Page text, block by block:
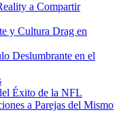
a Compartir
y Cultura Drag en
Deslumbrante en el
Éxito de la NFL
a Parejas del Mismo